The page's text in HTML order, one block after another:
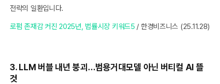
전략의 일환입니다.
로펌 존재감 커진 2025년, 법률시장 키워드5 / 한경비즈니스 (25.11.28)
3.LLM 버블 내년 붕괴…범용거대모델 아닌 버티컬 AI 뜰
것